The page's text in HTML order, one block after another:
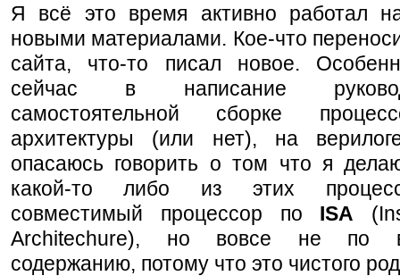
Я всё это время активно работал
новыми материалами. Кое-что
сайта, что-то писал новое.
сейчас в написание
самостоятельной сборке
архитектуры (или нет), на
опасаюсь говорить о том что я
какой-то либо из этих
совместимый процессор по ISA
Architechure), но вовсе не по
содержанию, потому что это чистого